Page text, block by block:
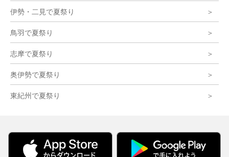
伊勢・二見で夏祭り
鳥羽で夏祭り
志摩で夏祭り
奥伊勢で夏祭り
東紀州で夏祭り